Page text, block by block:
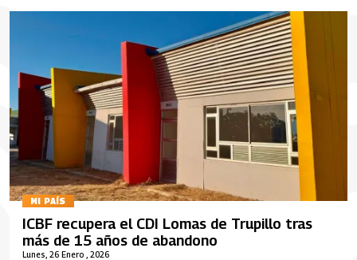
MI PAÍS
Lunes, 26 Enero , 2026
ICBF recupera el CDI Lomas de Trupillo tras
más de 15 años de abandono